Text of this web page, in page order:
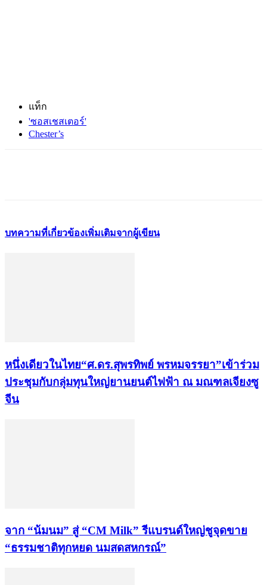
แท็ก
'ซอสเชสเตอร์'
Chester’s
บทความที่เกี่ยวข้องเพิ่มเติมจากผู้เขียน
หนึ่งเดียวในไทย“ศ.ดร.สุพรทิพย์ พรหมจรรยา”เข้าร่วม
ประชุมกับกลุ่มทุนใหญ่ยานยนต์ไฟฟ้า ณ มณฑลเจียงซู
จีน
จาก “น้มนม” สู่ “CM Milk” รีแบรนด์ใหญ่ชูจุดขาย
“ธรรมชาติทุกหยด นมสดสหกรณ์”